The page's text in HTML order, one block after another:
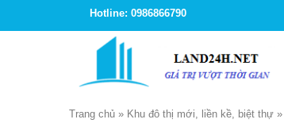
Hotline: 0986866790
Trang chủ » Khu đô thị mới, liền kề, biệt thự »